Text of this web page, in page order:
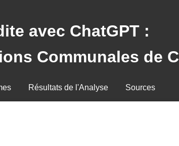
avec ChatGPT :
Communales de
Résultats de l'Analyse Sources